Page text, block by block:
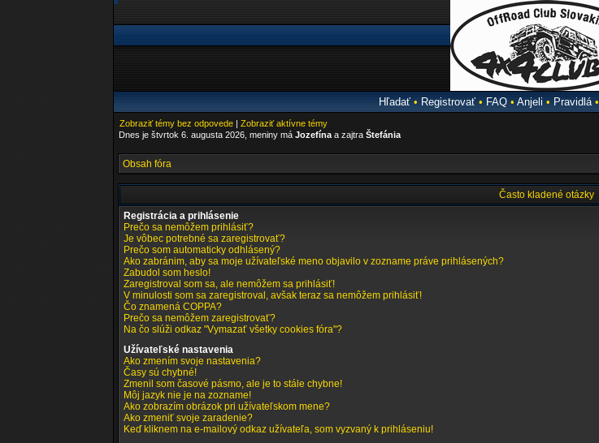
Hľadať• Registrovať• FAQ• Anjeli • Pravidlá•
Zobraziť témy bez odpovede| Zobraziť aktívne témy
Dnes je štvrtok 6. augusta 2026, meniny má Jozefínaa zajtra Štefánia
Obsah fóra
Často kladené otázky
Registrácia a prihlásenie
Prečo sa nemôžem prihlásiť?
Je vôbec potrebné sa zaregistrovať?
Prečo som automaticky odhlásený?
Ako zabránim, aby sa moje užívateľské meno objavilo v zozname práve prihlásených?
Zabudol som heslo!
Zaregistroval som sa, ale nemôžem sa prihlásiť!
V minulosti som sa zaregistroval, avšak teraz sa nemôžem prihlásiť!
Čo znamená COPPA?
Prečo sa nemôžem zaregistrovať?
Na čo slúži odkaz "Vymazať všetky cookies fóra"?
Užívateľské nastavenia
Ako zmením svoje nastavenia?
Časy sú chybné!
Zmenil som časové pásmo, ale je to stále chybne!
Môj jazyk nie je na zozname!
Ako zobrazím obrázok pri užívateľskom mene?
Ako zmeniť svoje zaradenie?
Keď kliknem na e-mailový odkaz užívateľa, som vyzvaný k prihláseniu!